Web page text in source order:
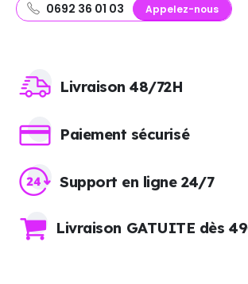
0692 36 01 03 Appelez-nous
Livraison 48/72H
Paiement sécurisé
Support en ligne 24/7
Livraison GATUITE dès